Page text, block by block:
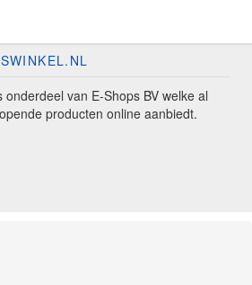
onderdeel van E-Shops BV welke al
producten online aanbiedt.